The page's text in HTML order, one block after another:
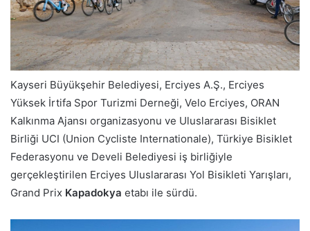
Kayseri Büyükşehir Belediyesi, Erciyes A.Ş., Erciyes
Yüksek İrtifa Spor Turizmi Derneği, Velo Erciyes, ORAN
Kalkınma Ajansı organizasyonu ve Uluslararası Bisiklet
Birliği UCI (Union Cycliste Internationale), Türkiye Bisiklet
Federasyonu ve Develi Belediyesi iş birliğiyle
gerçekleştirilen Erciyes Uluslararası Yol Bisikleti Yarışları,
Grand Prix Kapadokya etabı ile sürdü.